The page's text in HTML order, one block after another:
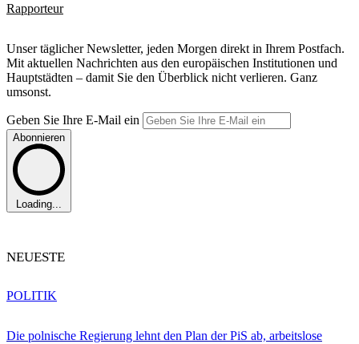
Rapporteur
Unser täglicher Newsletter, jeden Morgen direkt in Ihrem Postfach.
Mit aktuellen Nachrichten aus den europäischen Institutionen und
Hauptstädten – damit Sie den Überblick nicht verlieren. Ganz
umsonst.
Geben Sie Ihre E-Mail ein
Abonnieren
Loading...
NEUESTE
Die polnische Regierung lehnt den Plan der PiS ab, arbeitslose
POLITIK